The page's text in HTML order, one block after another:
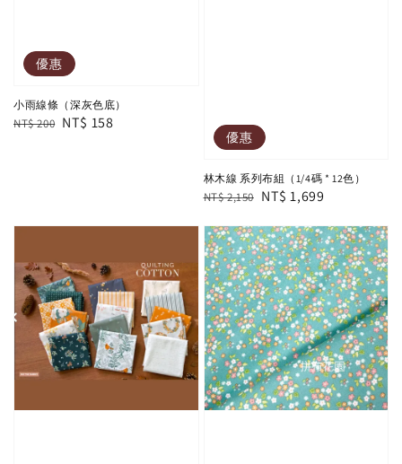
優惠
小雨線條（深灰色底）
Regular
NT$ 200 Sale
NT$ 158
優惠
林木線 系列布組（1/4碼 * 12色）
Regular
NT$ 2,150 Sale
NT$ 1,699